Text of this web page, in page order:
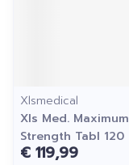
Xlsmedical
Xls Med. Maximum
Strength Tabl 120
€ 119,99